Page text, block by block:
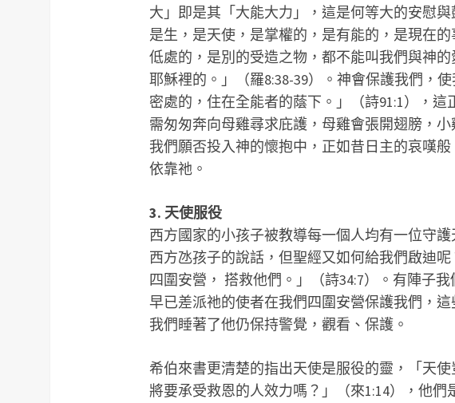
大」即是其「大能大力」，這是何等大的安慰
是生，是天使，是掌權的，是有能的，是現在
低處的，是別的受造之物，都不能叫我們與神
耶穌裡的。」（羅8:38-39）。神會保護我們，
密處的，住在全能者的蔭下。」（詩91:1），
需匆匆奔向母雞尋求庇護，母雞會張開翅膀，
我們願否投入神的懷抱中，正如昔日主的哀嘆
依靠祂。
3. 天使服役
西方國家的小孩子被教導每一個人均有一位守
西方氹孩子的說話，但聖經又如何給我們啟迪
四圍安營， 搭救他們。」（詩34:7）。有陣子
早已差派祂的使者在我們四圍安營保護我們，
我們睡著了他仍保持警覺，觀看、保護。
希伯來書更清楚的指出天使是服役的靈，「天
將要承受救恩的人效力嗎？」（來1:14），他